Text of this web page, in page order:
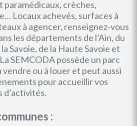
paramédicaux, crèches,
Locaux achevés, surfaces à
à agencer, renseignez-vous
les départements de l’Ain, du
Savoie, de la Haute Savoie et
SEMCODA possède un parc
ou à louer et peut aussi
pour accueillir vos
d’activités.
: